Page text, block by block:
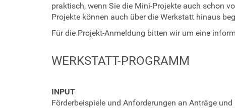
n
s
w
e
k
s
praktisch, wenn Sie die Mini-Projekte auch schon
Projekte können auch über die Werkstatt hinaus
Für die Projekt-Anmeldung bitten wir um eine
WERKSTATT-PROGRAMM
INPUT
Förderbeispiele und Anforderungen an Anträge und